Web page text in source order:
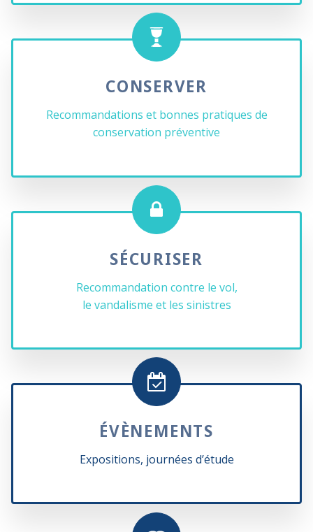
CONSERVER
Recommandations et bonnes pratiques de
conservation préventive
SÉCURISER
Recommandation contre le vol,
le vandalisme et les sinistres
ÉVÈNEMENTS
Expositions, journées d’étude